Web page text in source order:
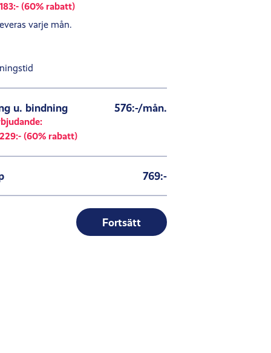
(60% rabatt)
varje mån.
u. bindning 576:-/mån.
(60% rabatt)
769:-
Fortsätt